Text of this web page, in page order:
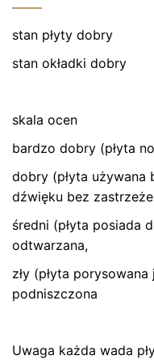
stan płyty dobry
stan okładki dobry
skala ocen
bardzo dobry (płyta
dobry (płyta używana
dźwięku bez
średni (płyta posiada
odtwarzana,
zły (płyta
podniszczona
Uwaga każda wada
Nie ma jeszcze
Bądź pierwszym
Twój adres email nie
pola są oznaczone *
Oceń ten produkt:*
ZOSTAW ODPOWIEDŹ